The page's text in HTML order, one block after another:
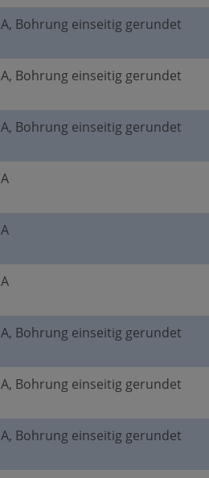
A, Bohrung einseitig gerundet
A, Bohrung einseitig gerundet
A, Bohrung einseitig gerundet
A
A
A
A, Bohrung einseitig gerundet
A, Bohrung einseitig gerundet
A, Bohrung einseitig gerundet